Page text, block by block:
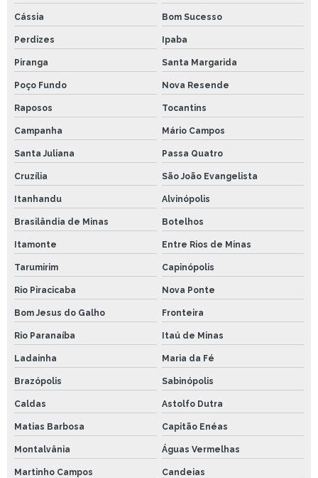
Cássia Bom Sucesso
Perdizes Ipaba
Piranga Santa Margarida
Poço Fundo Nova Resende
Raposos Tocantins
Campanha Mário Campos
Santa Juliana Passa Quatro
Cruzília São João Evangelista
Itanhandu Alvinópolis
Brasilândia de Minas Botelhos
Itamonte Entre Rios de Minas
Tarumirim Capinópolis
Rio Piracicaba Nova Ponte
Bom Jesus do Galho Fronteira
Rio Paranaíba Itaú de Minas
Ladainha Maria da Fé
Brazópolis Sabinópolis
Caldas Astolfo Dutra
Matias Barbosa Capitão Enéas
Montalvânia Águas Vermelhas
Martinho Campos Candeias